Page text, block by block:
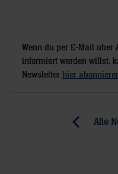
Wenn du per E-Mail über
informiert werden willst,
Newsletter hier
Alle